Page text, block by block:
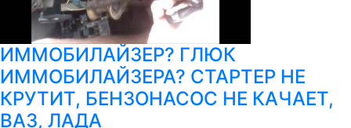
ИММОБИЛАЙЗЕР? ГЛЮК
ИММОБИЛАЙЗЕРА? СТАРТЕР НЕ
КРУТИТ, БЕНЗОНАСОС НЕ КАЧАЕТ,
ВАЗ, ЛАДА